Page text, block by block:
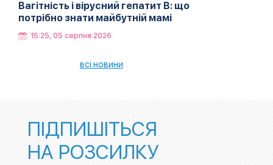
Вагітність і вірусний гепатит В: що
потрібно знати майбутній мамі
15:25, 05 серпня 2026
всі новини
ПІДПИШІТЬСЯ
НА РОЗСИЛКУ